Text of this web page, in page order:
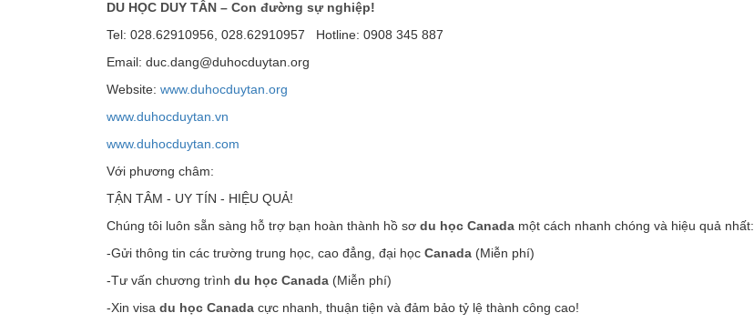
DU HỌC DUY TÂN – Con đường sự nghiệp!
Tel: 028.62910956, 028.62910957 Hotline: 0908 345 887
Email: duc.dang@duhocduytan.org
Website: www.duhocduytan.org
www.duhocduytan.vn
www.duhocduytan.com
Với phương châm:
TẬN TÂM - UY TÍN - HIỆU QUẢ!
Chúng tôi luôn sẵn sàng hỗ trợ bạn hoàn thành hồ sơ du học Canada một cách nhanh chóng và hiệu quả nhất:
-Gửi thông tin các trường trung học, cao đẳng, đại học Canada (Miễn phí)
-Tư vấn chương trình du học Canada (Miễn phí)
-Xin visa du học Canada cực nhanh, thuận tiện và đảm bảo tỷ lệ thành công cao!